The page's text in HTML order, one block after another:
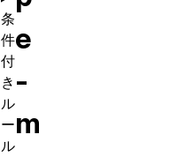
e
-
m
条
件
付
き
ル
ー
ル